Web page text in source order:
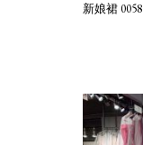
新娘裙 0058